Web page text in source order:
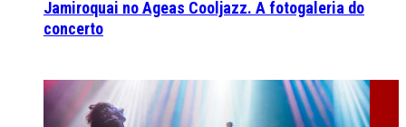
Jamiroquai no Ageas Cooljazz. A fotogaleria do
concerto